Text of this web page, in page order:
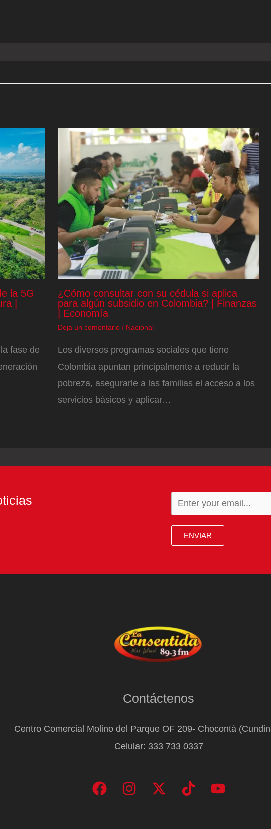
la 5G
|
fase de
¿Cómo consultar con su cédula si aplica
para algún subsidio en Colombia? | Finanzas
| Economía
Deja un comentario / Nacional
Los diversos programas sociales que tiene
Colombia apuntan principalmente a reducir la
pobreza, asegurarle a las familias el acceso a los
servicios básicos y aplicar…
ENVIAR
Contáctenos
Centro Comercial Molino del Parque OF 209- Chocontá
Celular: 333 733 0337